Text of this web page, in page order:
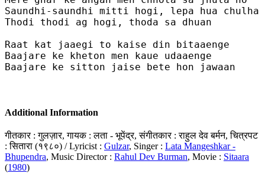
Saundhi-saundhi mitti hogi, lepa hua chulha
Thodi thodi ag hogi, thoda sa dhuan
Raat kat jaaegi to kaise din bitaaenge
Baajare ke kheton men kaue udaaenge
Baajare ke sitton jaise bete hon jawaan
Additional Information
गीतकार : गुलज़ार, गायक : लता - भूपेंद्र, संगीतकार : राहुल देव बर्मन, चित्रपट
: सितारा (१९८०) / Lyricist : Gulzar, Singer : Lata Mangeshkar -
Bhupendra, Music Director : Rahul Dev Burman, Movie : Sitaara
(1980)